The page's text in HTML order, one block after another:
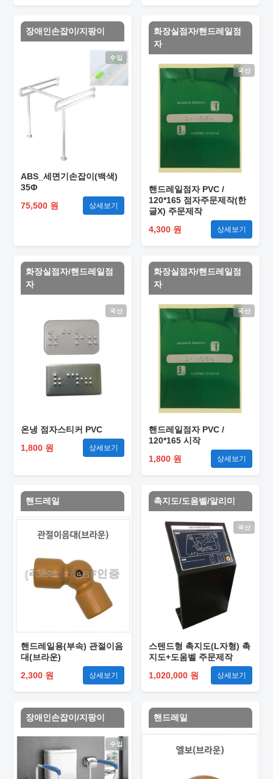
장애인손잡이/지팡이
수입
ABS_세면기손잡이(백색)
35Φ
75,500 원
상세보기
화장실점자/핸드레일점
자
국산
핸드레일점자 PVC /
120*165 점자주문제작(한
글X) 주문제작
4,300 원
상세보기
화장실점자/핸드레일점
자
국산
온냉 점자스티커 PVC
1,800 원
상세보기
화장실점자/핸드레일점
자
국산
핸드레일점자 PVC /
120*165 시작
1,800 원
상세보기
핸드레일
핸드레일용(부속) 관절이음
대(브라운)
2,300 원
상세보기
촉지도/도움벨/알리미
국산
스텐드형 촉지도(L자형) 촉
지도+도움벨 주문제작
1,020,000 원
상세보기
장애인손잡이/지팡이
수입
핸드레일